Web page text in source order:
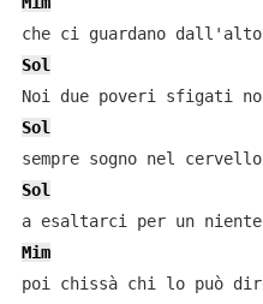
Sol
Sol
Sol
Mim
poi chissà chi lo può